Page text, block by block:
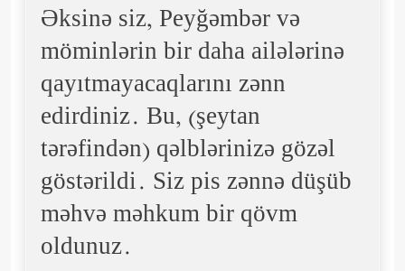
Əksinə siz, Peyğəmbər və
möminlərin bir daha ailələrinə
qayıtmayacaqlarını zənn
edirdiniz. Bu, (şeytan
tərəfindən) qəlblərinizə gözəl
göstərildi. Siz pis zənnə düşüb
məhvə məhkum bir qövm
oldunuz.